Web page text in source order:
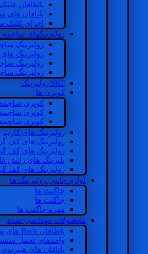
یاطاقان
یاتاقان های
اجزای غلتک
رولبرینگهای
رولبرینگ
رولبرینگ
رولبرینگ
رولبرینگ
SKF رولبرینگ
کوپری ها
کوپری
کوپری ساچمه
کوپری
رولبرینگ های کارب
رولبرینگ های کف
رولبرینگ های کف
بلبرینگ های رانش
رولبرینگ های کف
لوازم جانبی رولبرینگ ها
چاگنت ها
چاگنت ها
مهره چاگنت ها
محصولات مهندسی شده
یاطاقان Back های پشتی
واحدهای تحمل
یاتاقان های هیبریدی